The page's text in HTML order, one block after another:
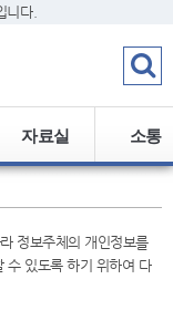
니다.
소통
자료실
정보주체의 개인정보를
수 있도록 하기 위하여 다